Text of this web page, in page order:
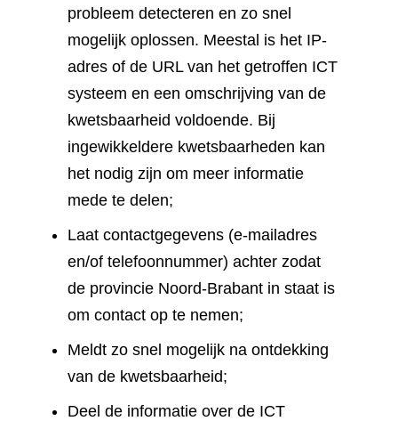
probleem detecteren en zo snel
mogelijk oplossen. Meestal is het IP-
adres of de URL van het getroffen ICT
systeem en een omschrijving van de
kwetsbaarheid voldoende. Bij
ingewikkeldere kwetsbaarheden kan
het nodig zijn om meer informatie
mede te delen;
Laat contactgegevens (e-mailadres
en/of telefoonnummer) achter zodat
de provincie Noord-Brabant in staat is
om contact op te nemen;
Meldt zo snel mogelijk na ontdekking
van de kwetsbaarheid;
Deel de informatie over de ICT